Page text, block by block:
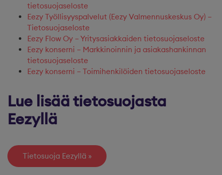
tietosuojaseloste
Eezy Työllisyyspalvelut (Eezy Valmennuskeskus Oy) –
Tietosuojaseloste
Eezy Flow Oy – Yritysasiakkaiden tietosuojaseloste
Eezy konserni – Markkinoinnin ja asiakashankinnan
tietosuojaseloste
Eezy konserni – Toimihenkilöiden tietosuojaseloste
Lue lisää tietosuojasta
Eezyllä
Tietosuoja Eezyllä